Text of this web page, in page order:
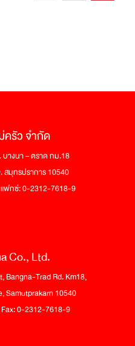
ครัว จำกัด
บางนา – ตราด กม.18
สมุทรปราการ 10540
ฟกซ์: 0-2312-7618-9
Co., Ltd.
Bangna-Trad Rd. Km18,
Samutprakarn 10540
0-2312-7618-9